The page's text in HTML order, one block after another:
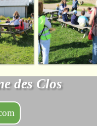
des Clos